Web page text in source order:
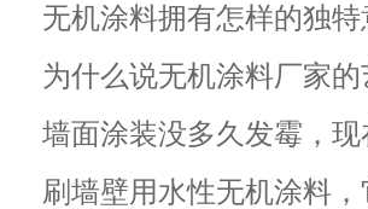
无机涂料拥有怎样的独特
为什么说无机涂料厂家
墙面涂装没多久发霉，
刷墙壁用水性无机涂料